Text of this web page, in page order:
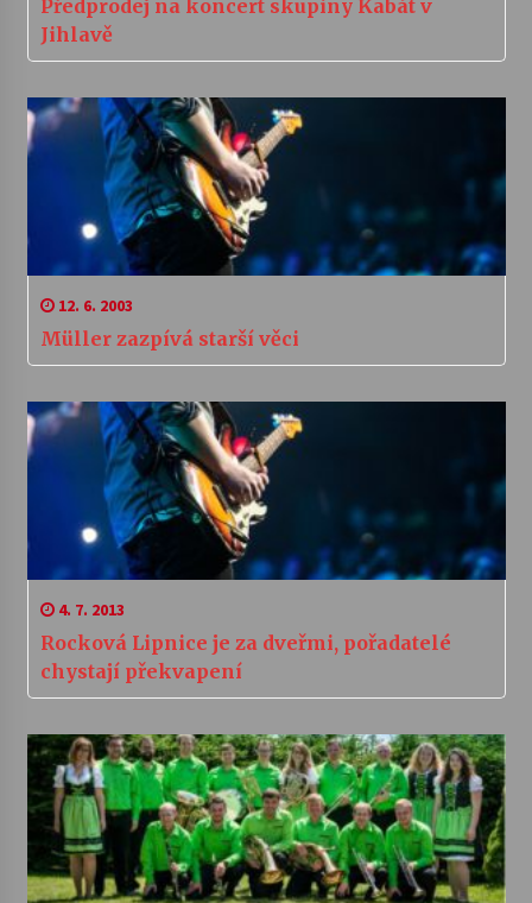
Předprodej na koncert skupiny Kabát v
Jihlavě
12. 6. 2003
Müller zazpívá starší věci
4. 7. 2013
Rocková Lipnice je za dveřmi, pořadatelé
chystají překvapení